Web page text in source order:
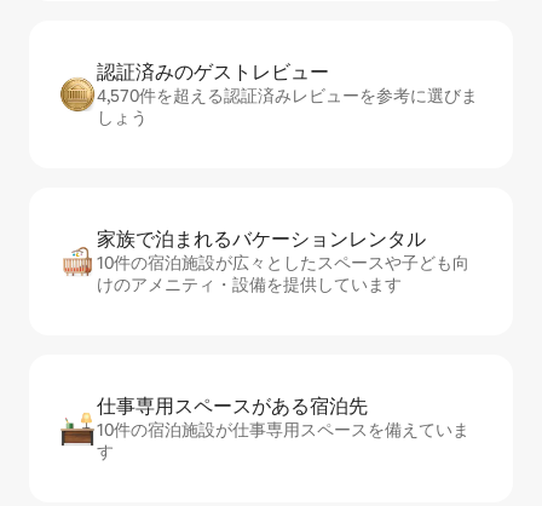
認証済みのゲ⁠ス⁠ト⁠レ⁠ビ⁠ュ⁠ー
4,570件を超える認証済みレビューを参考に選びま
しょう
家族で泊まれるバ⁠ケ⁠ー⁠シ⁠ョ⁠ンレ⁠ン⁠タ⁠ル
10件の宿泊施設が広々としたスペースや子ども向
けのアメニティ・設備を提供しています
仕事専用ス⁠ペ⁠ー⁠スがあ⁠る宿⁠泊⁠先
10件の宿泊施設が仕事専用スペースを備えていま
す